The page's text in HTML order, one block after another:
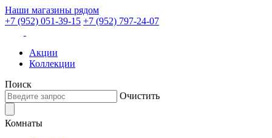
Наши магазины рядом
+7 (952) 051-39-15 +7 (952) 797-24-07
Акции
Коллекции
Поиск
Очистить
Комнаты